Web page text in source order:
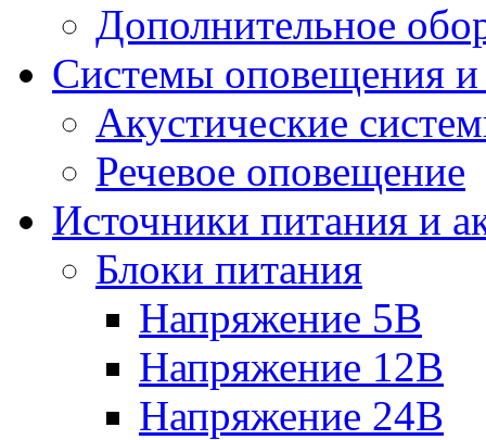
Дополнительное
Системы оповещения и
Акустические
Речевое оповещение
Источники питания и
Блоки питания
Напряжение 5В
Напряжение 12В
Напряжение 24В